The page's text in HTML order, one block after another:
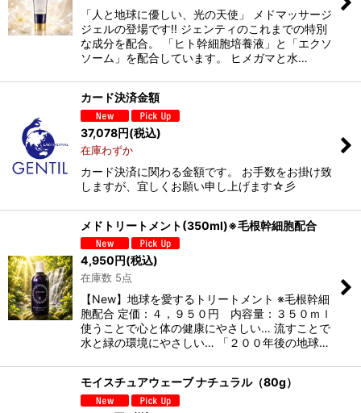
絞り込む
「人と地球に優しい、光の天使」 メドマッサージ
ジェルの登場です!! ジェンティのこれまでの特別
な成分を配合。 「ヒト幹細胞培養液」と「エクソ
ソーム」を配合しています。 ヒメガマと水…
カード決済金額
37,078円(税込)
在庫わずか
カード決済に関わる金額です。 お手数をお掛け致
しますが、宜しくお願い申し上げます☆彡
メドトリートメント(350ml)※毛根幹細胞配合
4,950円(税込)
在庫数 5点
【New】地球を愛するトリートメント ※毛根幹細
胞配合 定価：４，９５０円 内容量：３５０ｍｌ
使うことで心と体の健康にやさしい… 流すことで
水と緑の環境にやさしい… 「２００年後の地球…
モイスチュアウェーブ ナチュラル（80g）